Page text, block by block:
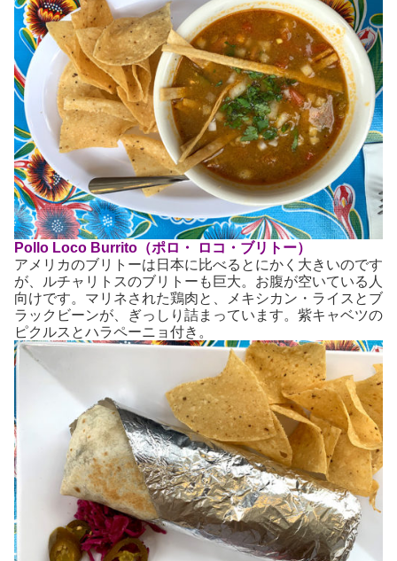
Pollo Loco Burrito（ポロ・ ロコ・ブリトー）
アメリカのブリトーは日本に比べるとにかく大きいのです
が、ルチャリトスのブリトーも巨大。お腹が空いている人
向けです。マリネされた鶏肉と、メキシカン・ライスとブ
ラックビーンが、ぎっしり詰まっています。紫キャベツの
ピクルスとハラペーニョ付き。